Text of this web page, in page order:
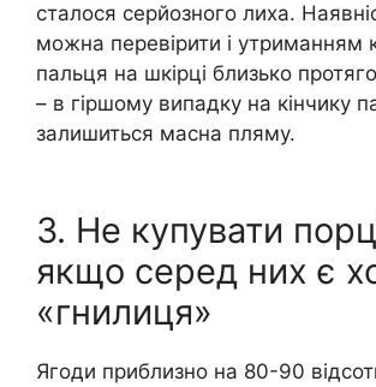
сталося серйозного лиха.
можна перевірити і утриманням
пальця на шкірці близько
– в гіршому випадку на кінчику
залишиться масна пляму.
3. Не купувати
якщо серед них є
«гнилиця»
Ягоди приблизно на 80-90